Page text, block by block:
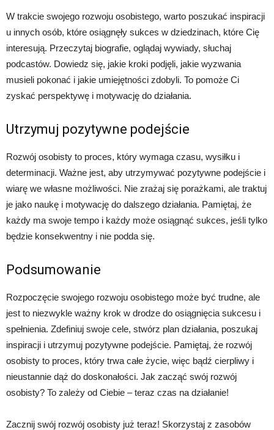
W trakcie swojego rozwoju osobistego, warto poszukać inspiracji
u innych osób, które osiągnęły sukces w dziedzinach, które Cię
interesują. Przeczytaj biografie, oglądaj wywiady, słuchaj
podcastów. Dowiedz się, jakie kroki podjęli, jakie wyzwania
musieli pokonać i jakie umiejętności zdobyli. To pomoże Ci
zyskać perspektywę i motywację do działania.
Utrzymuj pozytywne podejście
Rozwój osobisty to proces, który wymaga czasu, wysiłku i
determinacji. Ważne jest, aby utrzymywać pozytywne podejście i
wiarę we własne możliwości. Nie zrażaj się porażkami, ale traktuj
je jako naukę i motywację do dalszego działania. Pamiętaj, że
każdy ma swoje tempo i każdy może osiągnąć sukces, jeśli tylko
będzie konsekwentny i nie podda się.
Podsumowanie
Rozpoczęcie swojego rozwoju osobistego może być trudne, ale
jest to niezwykle ważny krok w drodze do osiągnięcia sukcesu i
spełnienia. Zdefiniuj swoje cele, stwórz plan działania, poszukaj
inspiracji i utrzymuj pozytywne podejście. Pamiętaj, że rozwój
osobisty to proces, który trwa całe życie, więc bądź cierpliwy i
nieustannie dąż do doskonałości. Jak zacząć swój rozwój
osobisty? To zależy od Ciebie – teraz czas na działanie!
Zacznij swój rozwój osobisty już teraz! Skorzystaj z zasobów